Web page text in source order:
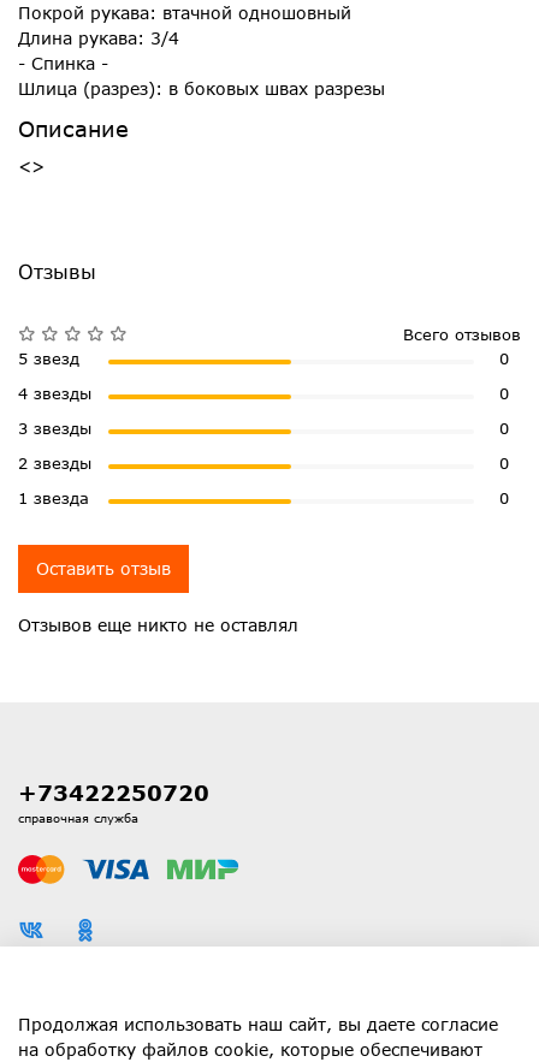
Покрой рукава: втачной одношовный
Длина рукава: 3/4
- Спинка -
Шлица (разрез): в боковых швах разрезы
Описание
<>
Отзывы
Отзывов еще никто не оставлял
Всего отзывов
5 звезд
0
4 звезды
0
3 звезды
0
2 звезды
0
1 звезда
0
Оставить отзыв
Каталог
+73422250720
справочная служба
Продолжая использовать наш сайт, вы даете согласие
на обработку файлов cookie, которые обеспечивают